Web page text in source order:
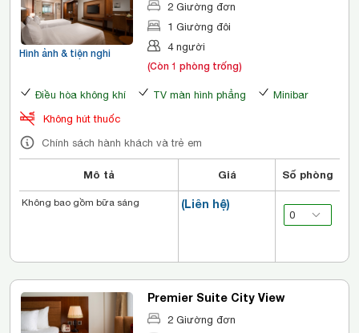
Hình ảnh & tiện nghi
2 Giường đơn
1 Giường đôi
4 người
(Còn 1 phòng trống)
Điều hòa không khí TV màn hình phẳng
Minibar
Không hút thuốc
Chính sách hành khách và trẻ em
Mô tả Giá Số phòng
(Liên hệ)
Không bao gồm bữa sáng
Premier Suite City View
2 Giường đơn